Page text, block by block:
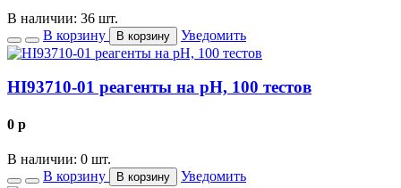
В наличии: 36 шт.
В корзину
В корзину Уведомить
HI93710-01 реагенты на рН, 100 тестов
0 p
В наличии: 0 шт.
В корзину
В корзину Уведомить